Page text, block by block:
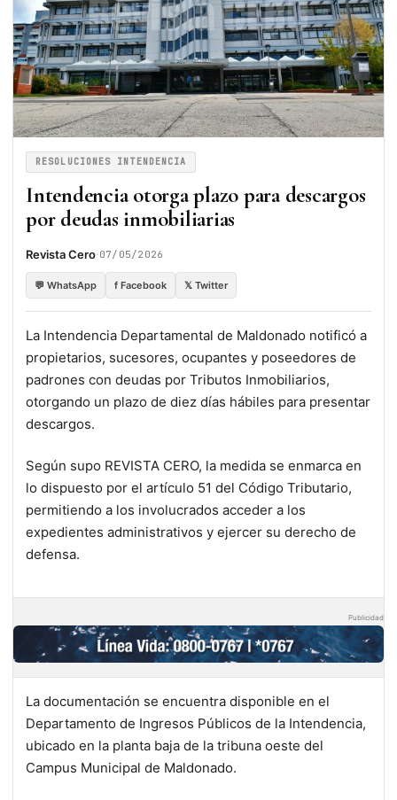
RESOLUCIONES INTENDENCIA
Intendencia otorga plazo para descargos
por deudas inmobiliarias
Revista Cero·07/05/2026
💬 WhatsApp f Facebook 𝕏 Twitter
La Intendencia Departamental de Maldonado notificó a
propietarios, sucesores, ocupantes y poseedores de
padrones con deudas por Tributos Inmobiliarios,
otorgando un plazo de diez días hábiles para presentar
descargos.
Según supo REVISTA CERO, la medida se enmarca en
lo dispuesto por el artículo 51 del Código Tributario,
permitiendo a los involucrados acceder a los
expedientes administrativos y ejercer su derecho de
defensa.
Publicidad
La documentación se encuentra disponible en el
Departamento de Ingresos Públicos de la Intendencia,
ubicado en la planta baja de la tribuna oeste del
Campus Municipal de Maldonado.